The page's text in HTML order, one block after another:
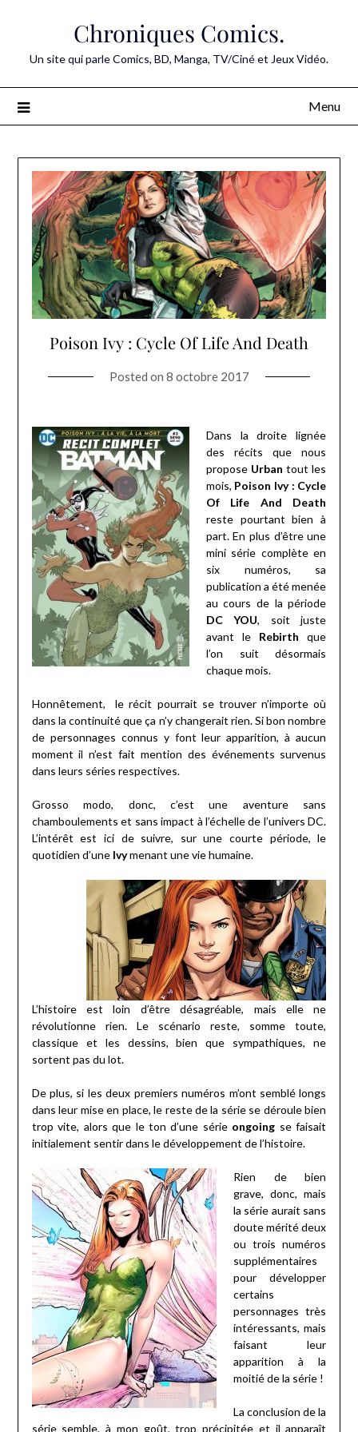
Chroniques Comics.
Un site qui parle Comics, BD, Manga, TV/Ciné et Jeux Vidéo.
Menu
Poison Ivy : Cycle Of Life And Death
Posted on 8 octobre 2017
Dans la droite lignée
des récits que nous
propose Urban tout les
mois, Poison Ivy : Cycle
Of Life And Death
reste pourtant bien à
part. En plus d’être une
mini série complète en
six numéros, sa
publication a été menée
au cours de la période
DC YOU, soit juste
avant le Rebirth que
l’on suit désormais
chaque mois.
Honnêtement,
le récit pourrait se trouver n’importe où
dans la continuité que ça n’y changerait rien. Si bon nombre
de personnages connus y font leur apparition, à aucun
moment il n’est fait mention des événements survenus
dans leurs séries respectives.
Grosso modo, donc, c’est une aventure sans
chamboulements et sans impact à l’échelle de l’univers DC.
L’intérêt est ici de suivre, sur une courte période, le
quotidien d’une Ivymenant une vie humaine.
L’histoire est loin d’être désagréable, mais elle ne
révolutionne rien. Le scénario reste, somme toute,
classique et les dessins, bien que sympathiques, ne
sortent pas du lot.
De plus, si les deux premiers numéros m’ont semblé longs
dans leur mise en place, le reste de la série se déroule bien
trop vite, alors que le ton d’une série ongoing se faisait
initialement sentir dans le développement de l’histoire.
Rien de bien
grave, donc, mais
la série aurait sans
doute mérité deux
ou trois numéros
supplémentaires
pour développer
certains
personnages très
intéressants, mais
faisant leur
apparition à la
moitié de la série !
La conclusion de la
série semble, à mon goût, trop précipitée et il apparaît